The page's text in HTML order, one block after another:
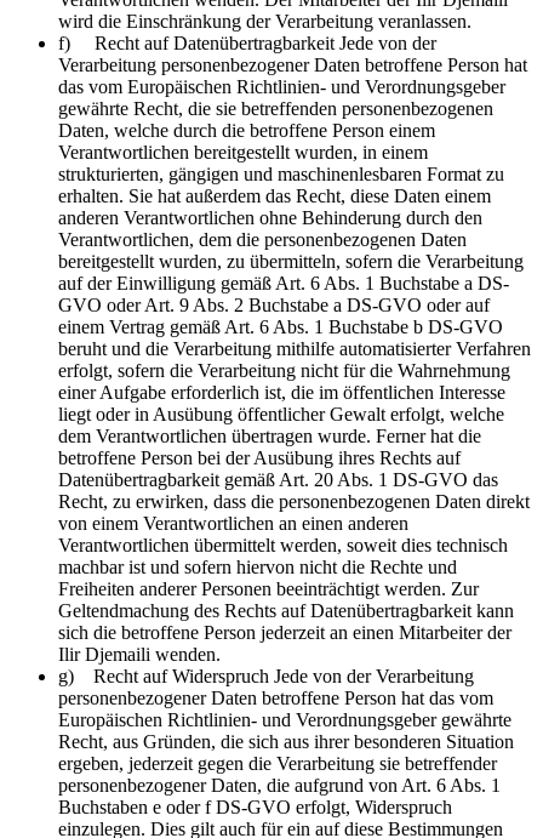
wird die Einschränkung der Verarbeitung veranlassen.
f) Recht auf Datenübertragbarkeit Jede von der
Verarbeitung personenbezogener Daten betroffene Person hat
das vom Europäischen Richtlinien- und Verordnungsgeber
gewährte Recht, die sie betreffenden personenbezogenen
Daten, welche durch die betroffene Person einem
Verantwortlichen bereitgestellt wurden, in einem
strukturierten, gängigen und maschinenlesbaren Format zu
erhalten. Sie hat außerdem das Recht, diese Daten einem
anderen Verantwortlichen ohne Behinderung durch den
Verantwortlichen, dem die personenbezogenen Daten
bereitgestellt wurden, zu übermitteln, sofern die Verarbeitung
auf der Einwilligung gemäß Art. 6 Abs. 1 Buchstabe a DS-
GVO oder Art. 9 Abs. 2 Buchstabe a DS-GVO oder auf
einem Vertrag gemäß Art. 6 Abs. 1 Buchstabe b DS-GVO
beruht und die Verarbeitung mithilfe automatisierter Verfahren
erfolgt, sofern die Verarbeitung nicht für die Wahrnehmung
einer Aufgabe erforderlich ist, die im öffentlichen Interesse
liegt oder in Ausübung öffentlicher Gewalt erfolgt, welche
dem Verantwortlichen übertragen wurde. Ferner hat die
betroffene Person bei der Ausübung ihres Rechts auf
Datenübertragbarkeit gemäß Art. 20 Abs. 1 DS-GVO das
Recht, zu erwirken, dass die personenbezogenen Daten direkt
von einem Verantwortlichen an einen anderen
Verantwortlichen übermittelt werden, soweit dies technisch
machbar ist und sofern hiervon nicht die Rechte und
Freiheiten anderer Personen beeinträchtigt werden. Zur
Geltendmachung des Rechts auf Datenübertragbarkeit kann
sich die betroffene Person jederzeit an einen Mitarbeiter der
Ilir Djemaili wenden.
g) Recht auf Widerspruch Jede von der Verarbeitung
personenbezogener Daten betroffene Person hat das vom
Europäischen Richtlinien- und Verordnungsgeber gewährte
Recht, aus Gründen, die sich aus ihrer besonderen Situation
ergeben, jederzeit gegen die Verarbeitung sie betreffender
personenbezogener Daten, die aufgrund von Art. 6 Abs. 1
Buchstaben e oder f DS-GVO erfolgt, Widerspruch
einzulegen. Dies gilt auch für ein auf diese Bestimmungen